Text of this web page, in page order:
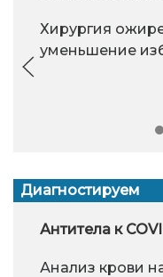
Хирургия
уменьшение
Диагностируем
Антитела к
Анализ крови